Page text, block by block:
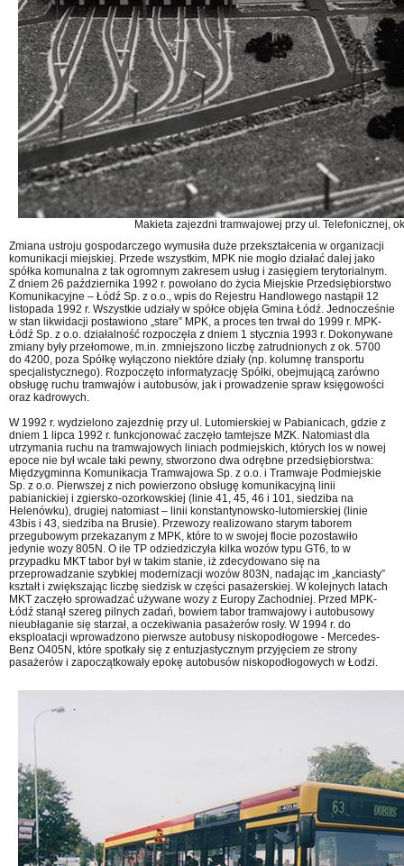
Makieta zajezdni tramwajowej przy ul. Telefonicznej,
Zmiana ustroju gospodarczego wymusiła duże przekształcenia w organizacji
komunikacji miejskiej. Przede wszystkim, MPK nie mogło działać dalej jako
spółka komunalna z tak ogromnym zakresem usług i zasięgiem terytorialnym.
Z dniem 26 października 1992 r. powołano do życia Miejskie Przedsiębiorstwo
Komunikacyjne – Łódź Sp. z o.o., wpis do Rejestru Handlowego nastąpił 12
listopada 1992 r. Wszystkie udziały w spółce objęła Gmina Łódź. Jednocześnie
w stan likwidacji postawiono „stare” MPK, a proces ten trwał do 1999 r. MPK-
Łódź Sp. z o.o. działalność rozpoczęła z dniem 1 stycznia 1993 r. Dokonywane
zmiany były przełomowe, m.in. zmniejszono liczbę zatrudnionych z ok. 5700
do 4200, poza Spółkę wyłączono niektóre działy (np. kolumnę transportu
specjalistycznego). Rozpoczęto informatyzację Spółki, obejmującą zarówno
obsługę ruchu tramwajów i autobusów, jak i prowadzenie spraw księgowości
oraz kadrowych.
W 1992 r. wydzielono zajezdnię przy ul. Lutomierskiej w Pabianicach, gdzie z
dniem 1 lipca 1992 r. funkcjonować zaczęło tamtejsze MZK. Natomiast dla
utrzymania ruchu na tramwajowych liniach podmiejskich, których los w nowej
epoce nie był wcale taki pewny, stworzono dwa odrębne przedsiębiorstwa:
Międzygminna Komunikacja Tramwajowa Sp. z o.o. i Tramwaje Podmiejskie
Sp. z o.o. Pierwszej z nich powierzono obsługę komunikacyjną linii
pabianickiej i zgiersko-ozorkowskiej (linie 41, 45, 46 i 101, siedziba na
Helenówku), drugiej natomiast – linii konstantynowsko-lutomierskiej (linie
43bis i 43, siedziba na Brusie). Przewozy realizowano starym taborem
przegubowym przekazanym z MPK, które to w swojej flocie pozostawiło
jedynie wozy 805N. O ile TP odziedziczyła kilka wozów typu GT6, to w
przypadku MKT tabor był w takim stanie, iż zdecydowano się na
przeprowadzanie szybkiej modernizacji wozów 803N, nadając im „kanciasty”
kształt i zwiększając liczbę siedzisk w części pasażerskiej. W kolejnych latach
MKT zaczęło sprowadzać używane wozy z Europy Zachodniej. Przed MPK-
Łódź stanął szereg pilnych zadań, bowiem tabor tramwajowy i autobusowy
nieubłaganie się starzał, a oczekiwania pasażerów rosły. W 1994 r. do
eksploatacji wprowadzono pierwsze autobusy niskopodłogowe - Mercedes-
Benz O405N, które spotkały się z entuzjastycznym przyjęciem ze strony
pasażerów i zapoczątkowały epokę autobusów niskopodłogowych w Łodzi.